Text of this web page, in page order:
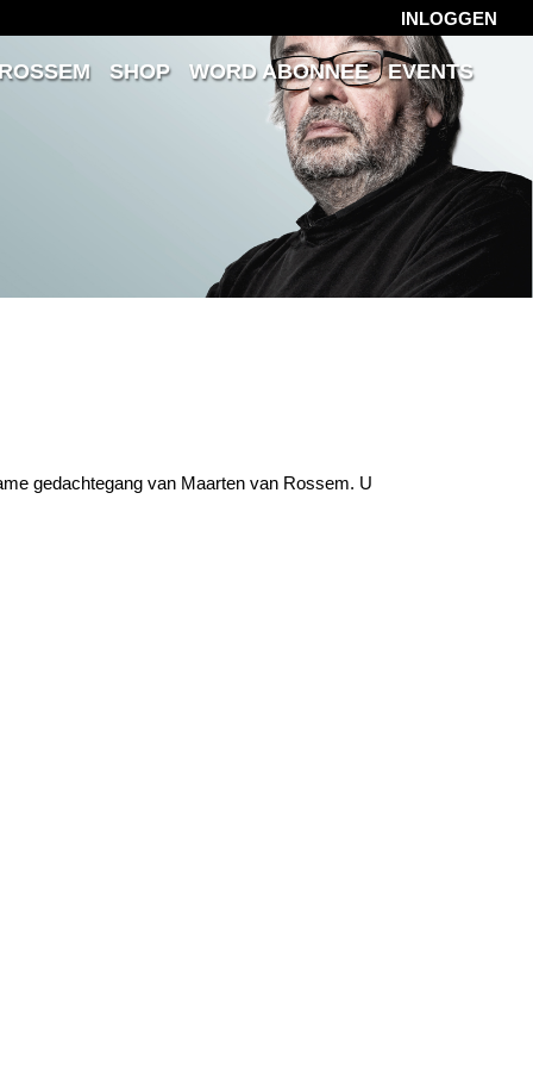
INLOGGEN
SHOP WORD ABONNEE EVENTS
gedachtegang van Maarten van Rossem. U